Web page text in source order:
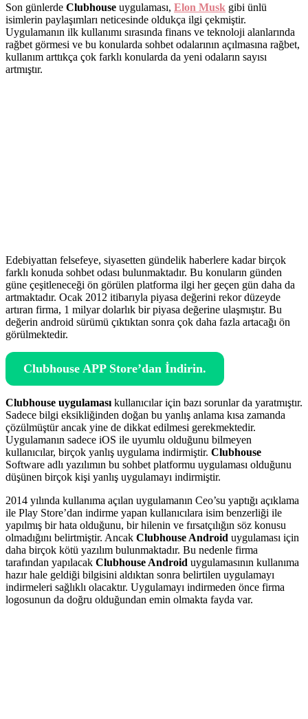
Son günlerde Clubhouse uygulaması, Elon Musk gibi ünlü
isimlerin paylaşımları neticesinde oldukça ilgi çekmiştir.
Uygulamanın ilk kullanımı sırasında finans ve teknoloji alanlarında
rağbet görmesi ve bu konularda sohbet odalarının açılmasına rağbet,
kullanım arttıkça çok farklı konularda da yeni odaların sayısı
artmıştır.
Edebiyattan felsefeye, siyasetten gündelik haberlere kadar birçok
farklı konuda sohbet odası bulunmaktadır. Bu konuların günden
güne çeşitleneceği ön görülen platforma ilgi her geçen gün daha da
artmaktadır. Ocak 2012 itibarıyla piyasa değerini rekor düzeyde
artıran firma, 1 milyar dolarlık bir piyasa değerine ulaşmıştır. Bu
değerin android sürümü çıktıktan sonra çok daha fazla artacağı ön
görülmektedir.
Clubhouse APP Store’dan İndirin.
Clubhouse uygulaması kullanıcılar için bazı sorunlar da yaratmıştır.
Sadece bilgi eksikliğinden doğan bu yanlış anlama kısa zamanda
çözülmüştür ancak yine de dikkat edilmesi gerekmektedir.
Uygulamanın sadece iOS ile uyumlu olduğunu bilmeyen
kullanıcılar, birçok yanlış uygulama indirmiştir. Clubhouse
Software adlı yazılımın bu sohbet platformu uygulaması olduğunu
düşünen birçok kişi yanlış uygulamayı indirmiştir.
2014 yılında kullanıma açılan uygulamanın Ceo’su yaptığı açıklama
ile Play Store’dan indirme yapan kullanıcılara isim benzerliği ile
yapılmış bir hata olduğunu, bir hilenin ve fırsatçılığın söz konusu
olmadığını belirtmiştir. Ancak Clubhouse Android uygulaması için
daha birçok kötü yazılım bulunmaktadır. Bu nedenle firma
tarafından yapılacak Clubhouse Android uygulamasının kullanıma
hazır hale geldiği bilgisini aldıktan sonra belirtilen uygulamayı
indirmeleri sağlıklı olacaktır. Uygulamayı indirmeden önce firma
logosunun da doğru olduğundan emin olmakta fayda var.